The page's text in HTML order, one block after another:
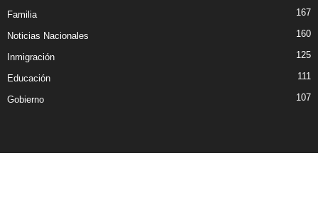
Familia 167
Noticias Nacionales 160
Inmigración 125
Educación 111
Gobierno 107